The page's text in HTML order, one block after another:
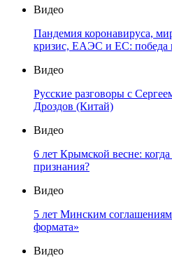
Видео
Пандемия коронавируса,
кризис, ЕАЭС и ЕС: победа
Видео
Русские разговоры с
Дроздов (Китай)
Видео
6 лет Крымской весне:
признания?
Видео
5 лет Минским
формата»
Видео